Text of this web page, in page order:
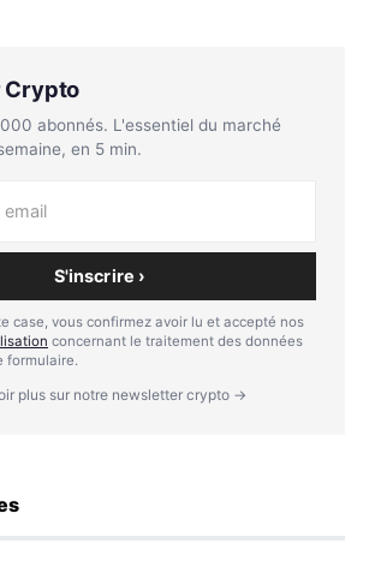
Crypto
abonnés. L'essentiel du marché
en 5 min.
S'inscrire ›
case, vous confirmez avoir lu et accepté nos
concernant le traitement des données
formulaire.
plus sur notre newsletter crypto →